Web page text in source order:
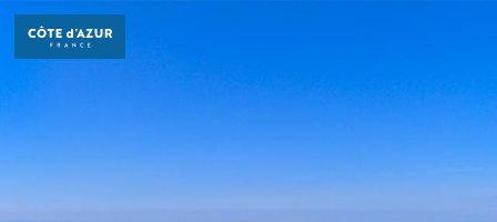
Aller
contenu
principal
DÉCOUVRIR
À FAIRE